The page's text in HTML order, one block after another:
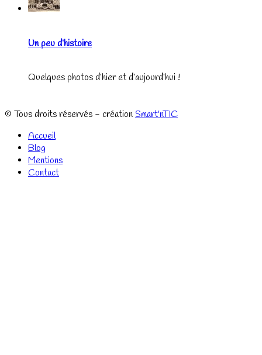
Un peu d’histoire
Quelques photos d’hier et d’aujourd’hui !
© Tous droits réservés - création Smart'nTIC
Accueil
Blog
Mentions
Contact